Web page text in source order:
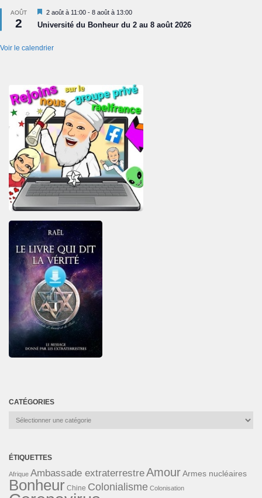
AOÛT
2
Mis
en
avant
2 août à 11:00 - 8 août à 13:00
Université du Bonheur du 2 au 8 août 2026
Voir le calendrier
CATÉGORIES
Catégories
ÉTIQUETTES
Afrique Ambassade extraterrestreAmourArmes nucléaires
Bonheur Chine Colonialisme Colonisation